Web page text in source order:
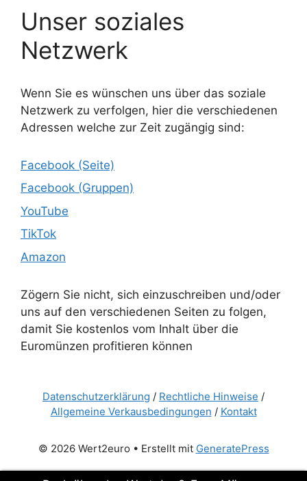
Unser soziales
Netzwerk
Wenn Sie es wünschen uns über das soziale
Netzwerk zu verfolgen, hier die verschiedenen
Adressen welche zur Zeit zugängig sind:
Facebook (Seite)
Facebook (Gruppen)
YouTube
TikTok
Amazon
Zögern Sie nicht, sich einzuschreiben und/oder
uns auf den verschiedenen Seiten zu folgen,
damit Sie kostenlos vom Inhalt über die
Euromünzen profitieren können
Datenschutzerklärung / Rechtliche Hinweise /
Allgemeine Verkausbedingungen / Kontakt
© 2026 Wert2euro • Erstellt mit GeneratePress